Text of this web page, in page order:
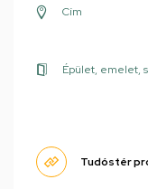
Cím
Épület, emelet,
Tudóstér